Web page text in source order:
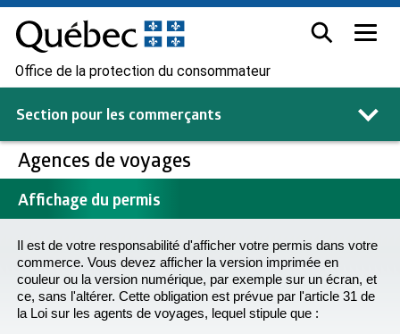
Office de la protection du consommateur
Section pour les commerçants
Agences de voyages
Affichage du permis
Il est de votre responsabilité d'afficher votre permis dans votre
commerce. Vous devez afficher la version imprimée en
couleur ou la version numérique, par exemple sur un écran, et
ce, sans l'altérer. Cette obligation est prévue par l'article 31 de
la Loi sur les agents de voyages, lequel stipule que :